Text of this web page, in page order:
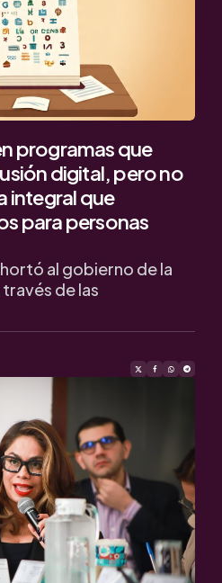
programas que
digital, pero no
integral que
para personas
al gobierno de la
de las